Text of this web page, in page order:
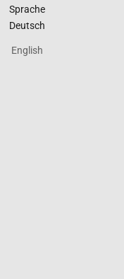
Sprache
Deutsch
English